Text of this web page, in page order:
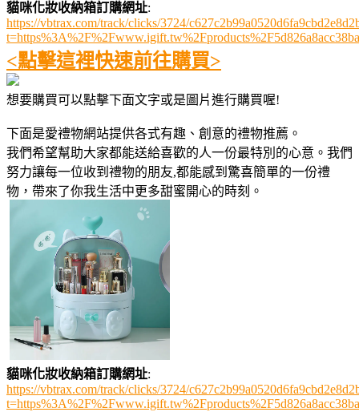
貓咪化妝收納箱訂購網址:
https://vbtrax.com/track/clicks/3724/
<點擊這裡快速前往購買>
想要購買可以點擊下面文字或是圖片進行購買喔!
下面是愛禮物網站提供各式有趣、創意的禮物推薦。
我們希望幫助大家都能送給喜歡的人一份最特別的心意。我們
努力讓每一位收到禮物的朋友,都能感到驚喜簡單的一份禮
物，帶來了你我生活中更多甜蜜開心的時刻。
貓咪化妝收納箱訂購網址:
https://vbtrax.com/track/clicks/3724/